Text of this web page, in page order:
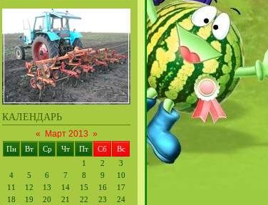
КАЛЕНДАРЬ
« Март 2013 »
Пн Вт Ср Чт Пт Сб
Вс
1
2
3
4
5 6 7 8 9
10
11
12 13 14 15 16
17
18
19 20 21 22 23
24